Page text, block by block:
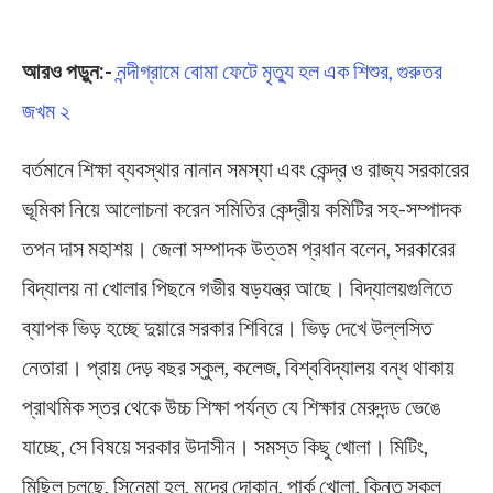
আরও পড়ুন:- নন্দীগ্রামে বোমা ফেটে মৃত্যু হল এক শিশুর, গুরুতর
জখম ২
বর্তমানে শিক্ষা ব্যবস্থার নানান সমস্যা এবং কেন্দ্র ও রাজ্য সরকারের
ভূমিকা নিয়ে আলোচনা করেন সমিতির কেন্দ্রীয় কমিটির সহ-সম্পাদক
তপন দাস মহাশয়। জেলা সম্পাদক উত্তম প্রধান বলেন, সরকারের
বিদ্যালয় না খোলার পিছনে গভীর ষড়যন্ত্র আছে। বিদ্যালয়গুলিতে
ব্যাপক ভিড় হচ্ছে দুয়ারে সরকার শিবিরে। ভিড় দেখে উল্লসিত
নেতারা। প্রায় দেড় বছর স্কুল, কলেজ, বিশ্ববিদ্যালয় বন্ধ থাকায়
প্রাথমিক স্তর থেকে উচ্চ শিক্ষা পর্যন্ত যে শিক্ষার মেরুদন্ড ভেঙে
যাচ্ছে, সে বিষয়ে সরকার উদাসীন। সমস্ত কিছু খোলা। মিটিং,
মিছিল চলছে, সিনেমা হল, মদের দোকান, পার্ক খোলা, কিন্তু স্কুল